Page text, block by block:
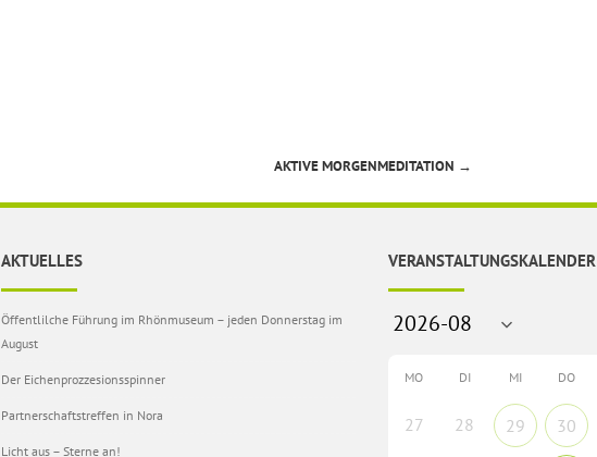
AKTIVE MORGENMEDITATION →
AKTUELLES
Öffentlilche Führung im Rhönmuseum – jeden Donnerstag im
August
Der Eichenprozzesionsspinner
Partnerschaftstreffen in Nora
Licht aus – Sterne an!
VERANSTALTUNGSKALENDER
MO DI MI DO
27 28 29 30